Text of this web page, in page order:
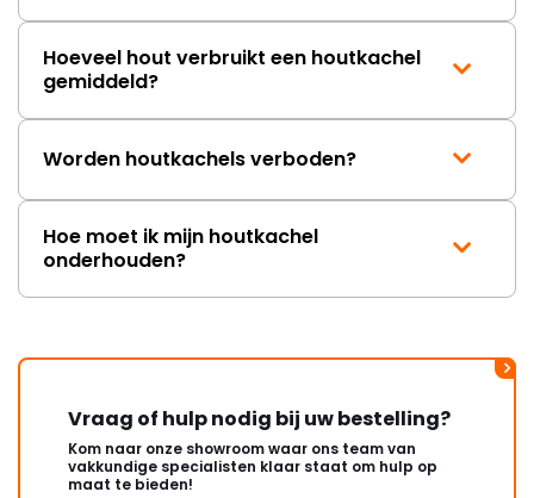
Hoeveel hout verbruikt een houtkachel
gemiddeld?
Worden houtkachels verboden?
Hoe moet ik mijn houtkachel
onderhouden?
Vraag of hulp nodig bij uw bestelling?
Kom naar onze showroom waar ons team van
vakkundige specialisten klaar staat om hulp op
maat te bieden!